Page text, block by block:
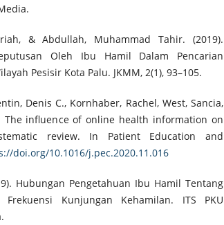
& Abdullah, Muhammad Tahir. (2019).
Oleh Ibu Hamil Dalam Pencarian
Pesisir Kota Palu. JKMM, 2(1), 93–105.
Denis C., Kornhaber, Rachel, West, Sancia,
The influence of online health information on
review. In Patient Education and
doi.org/10.1016/j.pec.2020.11.016
Hubungan Pengetahuan Ibu Hamil Tentang
Kunjungan Kehamilan. ITS PKU